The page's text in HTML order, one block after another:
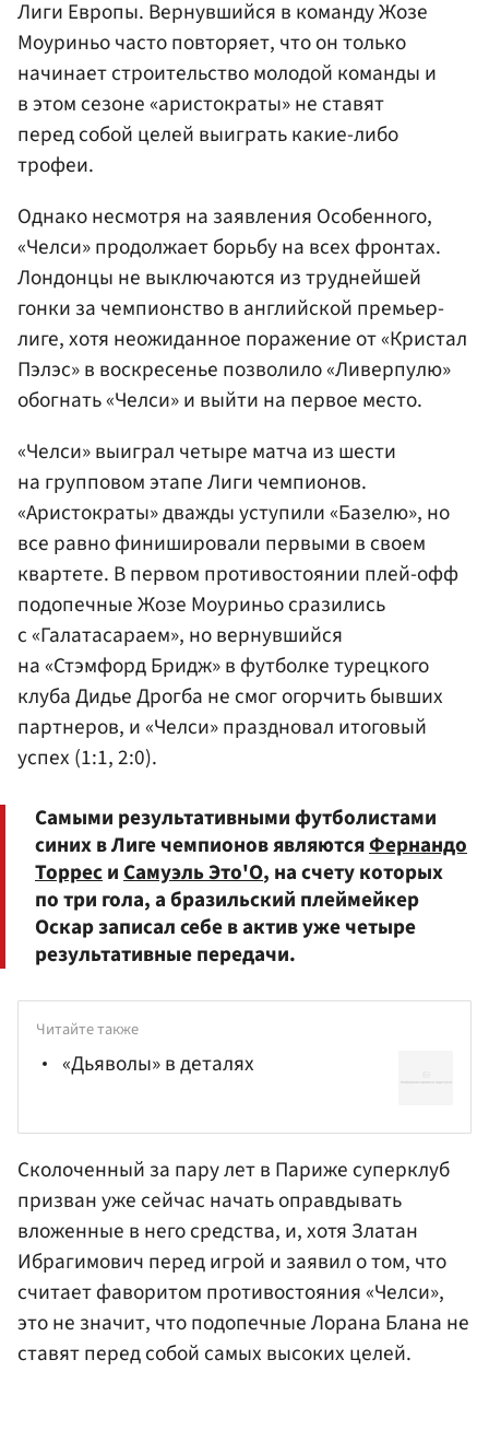
Лиги Европы. Вернувшийся в команду Жозе
Моуриньо часто повторяет, что он только
начинает строительство молодой команды и
в этом сезоне «аристократы» не ставят
перед собой целей выиграть какие-либо
трофеи.
Однако несмотря на заявления Особенного,
«Челси» продолжает борьбу на всех фронтах.
Лондонцы не выключаются из труднейшей
гонки за чемпионство в английской премьер-
лиге, хотя неожиданное поражение от «Кристал
Пэлэс» в воскресенье позволило «Ливерпулю»
обогнать «Челси» и выйти на первое место.
«Челси» выиграл четыре матча из шести
на групповом этапе Лиги чемпионов.
«Аристократы» дважды уступили «Базелю», но
все равно финишировали первыми в своем
квартете. В первом противостоянии плей-офф
подопечные Жозе Моуриньо сразились
с «Галатасараем», но вернувшийся
на «Стэмфорд Бридж» в футболке турецкого
клуба Дидье Дрогба не смог огорчить бывших
партнеров, и «Челси» праздновал итоговый
успех (1:1, 2:0).
Самыми результативными футболистами
синих в Лиге чемпионов являютсяФернандо
ТорресиСамуэль Это'О, на счету которых
по три гола, а бразильский плеймейкер
Оскар записал себе в актив уже четыре
результативные передачи.
Читайте также
«Дьяволы» в деталях
Сколоченный за пару лет в Париже суперклуб
призван уже сейчас начать оправдывать
вложенные в него средства, и, хотя Златан
Ибрагимович перед игрой и заявил о том, что
считает фаворитом противостояния «Челси»,
это не значит, что подопечные Лорана Блана не
ставят перед собой самых высоких целей.